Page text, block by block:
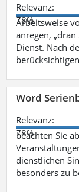
Relevanz:
78%
Arbeitsweise
anregen,
Dienst. Nach
Word
Relevanz:
78%
beachten Sie
dienstlichen
besonders zu